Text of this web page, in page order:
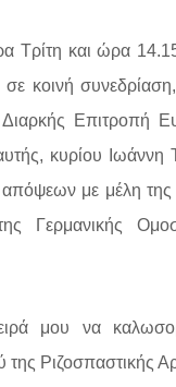
Τρίτη και ώρα
κοινή
Επιτροπή
κυρίου Ιωάννη
απόψεων με μέλη
Γερμανικής
μου να
Ριζοσπαστικής